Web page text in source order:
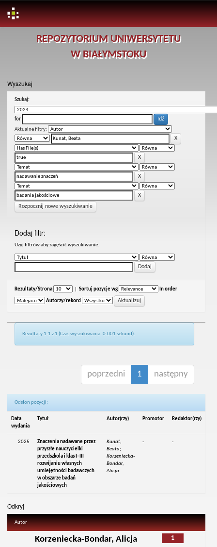
REPOZYTORIUM UNIWERSYTETU
W BIAŁYMSTOKU
Wyszukaj
Szukaj:
for
Aktualne filtry:
Rozpocznij nowe wyszukiwanie
Dodaj filtr:
Uzyj filtrów aby zagęścić wyszukiwanie.
Rezultaty/Strona Sortuj pozycje wg In order
Autorzy/rekord
Rezultaty 1-1 z 1 (Czas wyszukiwania: 0.001 sekund).
poprzedni 1 następny
Odsłon pozycji:
Data
wydania
Tytuł Autor(rzy) Promotor Redaktor(rzy)
2025
Znaczenia nadawane przez
przyszłe nauczycielki
przedszkola i klas I–III
rozwijaniu własnych
umiejętności badawczych
w obszarze badań
jakościowych
Kunat,
Beata;
Korzeniecka-
Bondar,
Alicja
- -
Odkryj
Autor
1
Korzeniecka-Bondar, Alicja